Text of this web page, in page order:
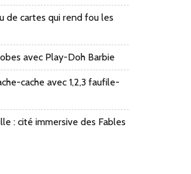
de cartes qui rend fou les
avec Play-Doh Barbie
cache avec 1,2,3 faufile-
: cité immersive des Fables